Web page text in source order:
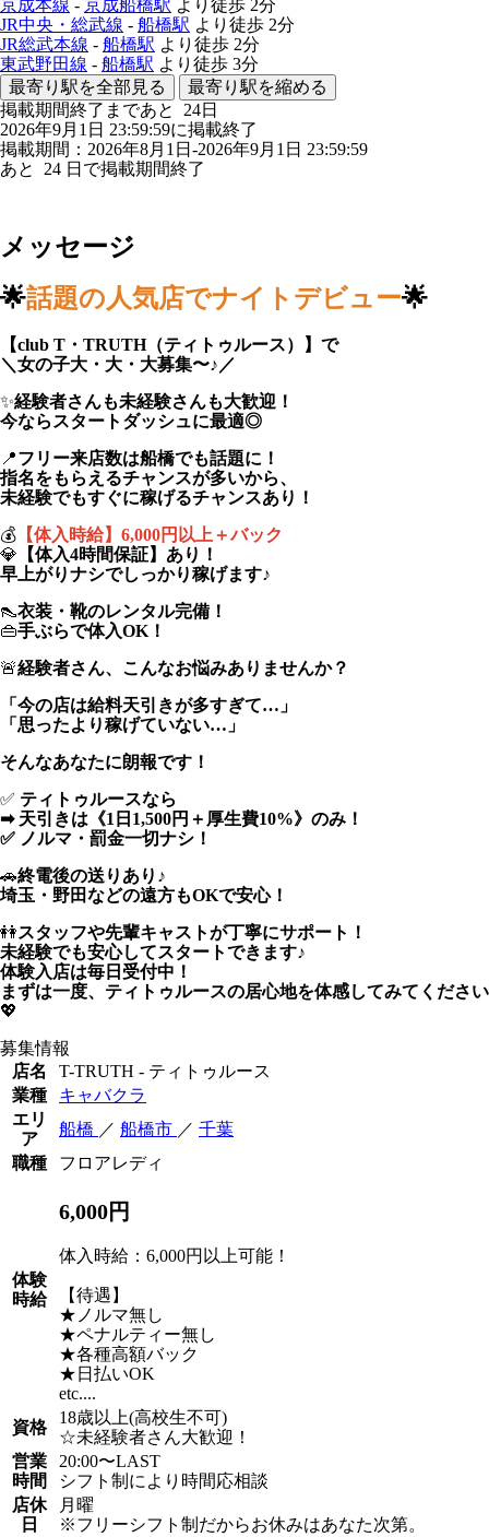
京成本線 - 京成船橋駅 より徒歩 2分
JR中央・総武線 - 船橋駅 より徒歩 2分
JR総武本線 - 船橋駅 より徒歩 2分
東武野田線 - 船橋駅 より徒歩 3分
最寄り駅を全部見る
最寄り駅を縮める
掲載期間終了まであと 24日
2026年9月1日 23:59:59に掲載終了
掲載期間：2026年8月1日-2026年9月1日 23:59:59
あと 24 日で掲載期間終了
メッセージ
🌟話題の人気店でナイトデビュー🌟
【club T・TRUTH（ティトゥルース）】で
＼女の子大・大・大募集〜♪／
✨経験者さんも未経験さんも大歓迎！
今ならスタートダッシュに最適◎
📍フリー来店数は船橋でも話題に！
指名をもらえるチャンスが多いから、
未経験でもすぐに稼げるチャンスあり！
💰 【体入時給】6,000円以上＋バック
💎 【体入4時間保証】あり！
早上がりナシでしっかり稼げます♪
👠衣装・靴のレンタル完備！
👜手ぶらで体入OK！
🚨経験者さん、こんなお悩みありませんか？
「今の店は給料天引きが多すぎて…」
「思ったより稼げていない…」
そんなあなたに朗報です！
✅ ティトゥルースなら
➡ 天引きは《1日1,500円＋厚生費10%》のみ！
✅ ノルマ・罰金一切ナシ！
🚗終電後の送りあり♪
埼玉・野田などの遠方もOKで安心！
👭スタッフや先輩キャストが丁寧にサポート！
未経験でも安心してスタートできます♪
体験入店は毎日受付中！
まずは一度、ティトゥルースの居心地を体感してみてください
💖
募集情報
店名
T-TRUTH - ティトゥルース
業種
キャバクラ
エリ
ア
船橋 ／ 船橋市 ／ 千葉
職種
フロアレディ
体験
時給
6,000円
体入時給：6,000円以上可能！
【待遇】
★ノルマ無し
★ペナルティー無し
★各種高額バック
★日払いOK
etc....
資格
18歳以上(高校生不可)
☆未経験者さん大歓迎！
営業
時間
20:00〜LAST
シフト制により時間応相談
店休
日
月曜
※フリーシフト制だからお休みはあなた次第。